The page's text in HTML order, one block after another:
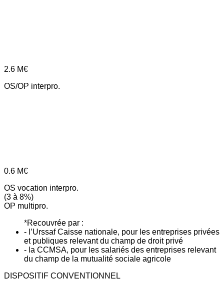
2.6 M€
OS/OP interpro.
0.6 M€
OS vocation interpro.
(3 à 8%)
OP multipro.
*Recouvrée par :
- l’Urssaf Caisse nationale, pour les entreprises privées
et publiques relevant du champ de droit privé
- la CCMSA, pour les salariés des entreprises relevant
du champ de la mutualité sociale agricole
DISPOSITIF CONVENTIONNEL